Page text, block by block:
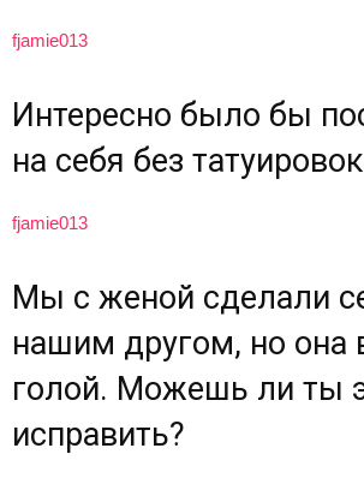
fjamie013
Интересно было бы
на себя без татуировок
fjamie013
Мы с женой сделали
нашим другом, но она
голой. Можешь ли ты
исправить?